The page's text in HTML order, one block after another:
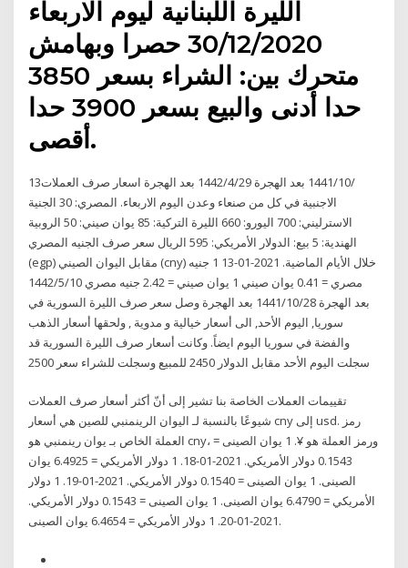
الليرة اللبنانية ليوم الاربعاء
30/12/2020 حصرا وبهامش
متحرك بين: الشراء بسعر 3850
حدا أدنى والبيع بسعر 3900 حدا
أقصى.
13‏‏/10‏‏/1441 بعد الهجرة 29‏‏/4‏‏/1442 بعد الهجرة اسعار صرف العملات
الاجنبية في كل من صنعاء وعدن اليوم الاربعاء. المصري: 30 الجنية
الاسترليني: 700 اليورو: 660 الليرة التركية: 85 يوان صيني: 50 الروبية
الهندية: 5 بيع: الدولار الأمريكي: 595 الريال سعر صرف الجنيه المصري
(egp) مقابل اليوان الصيني (cny) خلال الأيام الماضية. 2021-01-13 1 جنيه
مصري = 0.41 يوان صيني 1 يوان صيني = 2.42 جنيه مصري 10‏‏/5‏‏/1442
بعد الهجرة 28‏‏/10‏‏/1441 بعد الهجرة وصل سعر صرف الليرة السورية في
سوريا, اليوم الأحد, الى أسعار خيالية و مدوية , ولحقها أسعار الذهب
والفضة في سوريا اليوم ايضاً. وكانت أسعار صرف الليرة السورية قد
سجلت اليوم الأحد مقابل الدولار 2450 للمبيع وسجلت للشراء سعر 2500
تقييمات العملات الخاصة بنا تشير إلى أنّ أكثر أسعار صرف العملات
شيوعًا بالنسبة لـ اليوان الرينمنبي للصين هي أسعار cny إلى usd. رمز
العملة الخاص بـ يوان رينمنبي هو cny، ورمز العملة هو ¥. 1 يوان الصينى =
0.1543 دولار الأمريكي. 2021-01-18. 1 دولار الأمريكي = 6.4925 يوان
الصينى. 1 يوان الصينى = 0.1540 دولار الأمريكي. 2021-01-19. 1 دولار
الأمريكي = 6.4790 يوان الصينى. 1 يوان الصينى = 0.1543 دولار الأمريكي.
2021-01-20. 1 دولار الأمريكي = 6.4654 يوان الصينى.